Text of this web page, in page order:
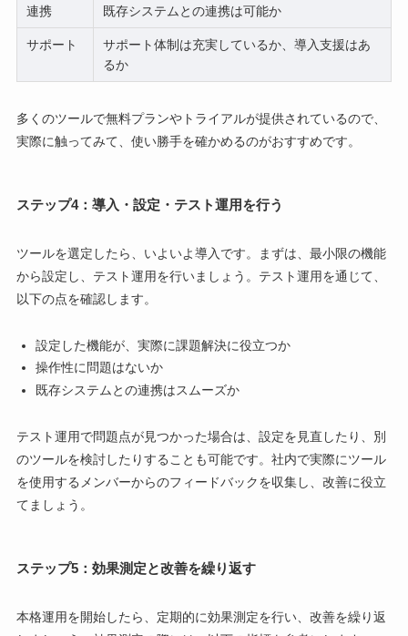
連携 既存システムとの連携は可能か
サポート
サポート体制は充実しているか、導入支援はあ
るか
多くのツールで無料プランやトライアルが提供されているので、
実際に触ってみて、使い勝手を確かめるのがおすすめです。
ステップ4：導入・設定・テスト運用を行う
ツールを選定したら、いよいよ導入です。まずは、最小限の機能
から設定し、テスト運用を行いましょう。テスト運用を通じて、
以下の点を確認します。
設定した機能が、実際に課題解決に役立つか
操作性に問題はないか
既存システムとの連携はスムーズか
テスト運用で問題点が見つかった場合は、設定を見直したり、別
のツールを検討したりすることも可能です。社内で実際にツール
を使用するメンバーからのフィードバックを収集し、改善に役立
てましょう。
ステップ5：効果測定と改善を繰り返す
本格運用を開始したら、定期的に効果測定を行い、改善を繰り返